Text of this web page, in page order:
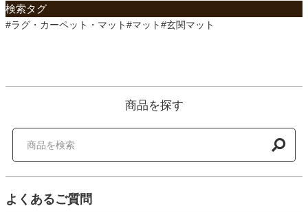
検索タグ
#ラグ・カーペット・マット#マット#玄関マット
商品を探す
よくあるご質問